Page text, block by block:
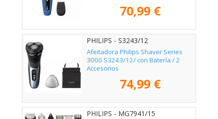
70,99 €
PHILIPS - S3243/12
Afeitadora Philips Shaver Series
3000 S3243/12/ con Batería / 2
Accesorios
74,99 €
PHILIPS - MG7941/15